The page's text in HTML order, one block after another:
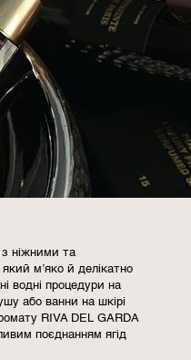
ніжними та
м’яко й делікатно
водні процедури на
або ванни на шкірі
RIVA DEL GARDA
поєднанням ягід